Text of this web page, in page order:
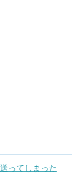
ってしまった